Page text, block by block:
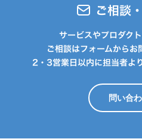
ご相談
サービスやプロダク
ご相談はフォームからお
2・3営業日以内に担当者よ
問い合